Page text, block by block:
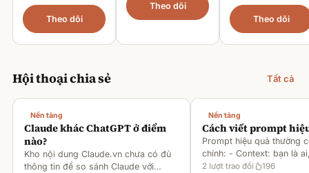
Theo dõi
Theo dõi
Theo dõi
Hội thoại chia sẻ Tất cả
Nền tảng
Claude khác ChatGPT ở điểm
nào?
Kho nội dung Claude.vn chưa có đủ
thông tin để so sánh Claude với
Nền tảng
Cách viết prompt
Prompt hiệu quả thường
chính: - Context: bạn là
gì [1][2][6] - Task: muốn
2 lượt trao đổi 196